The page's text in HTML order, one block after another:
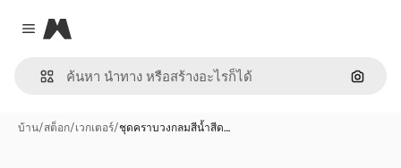
Close menu
Magnific
ค้นหา
บ้าน/สต็อก/เวกเตอร์/ชุดคราบวงกลมสีน้ำสีด…